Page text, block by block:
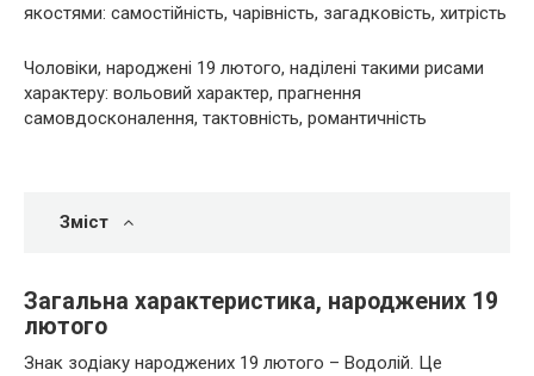
якостями: самостійність, чарівність, загадковість, хитрість
Чоловіки, народжені 19 лютого, наділені такими рисами
характеру: вольовий характер, прагнення
самовдосконалення, тактовність, романтичність
Зміст
Загальна характеристика, народжених 19
лютого
Знак зодіаку народжених 19 лютого – Водолій. Це